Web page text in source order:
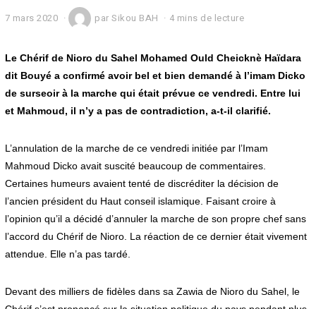
7 mars 2020
r
2
0
2
parSikou BAH 4 mins de lecture
Le Chérif de Nioro du Sahel Mohamed Ould Cheicknè Haïdara
dit Bouyé a confirmé avoir bel et bien demandé à l’imam Dicko
de surseoir à la marche qui était prévue ce vendredi. Entre lui
et Mahmoud, il n’y a pas de contradiction, a-t-il clarifié.
L’annulation de la marche de ce vendredi initiée par l’Imam
Mahmoud Dicko avait suscité beaucoup de commentaires.
Certaines humeurs avaient tenté de discréditer la décision de
l’ancien président du Haut conseil islamique. Faisant croire à
l’opinion qu’il a décidé d’annuler la marche de son propre chef sans
l’accord du Chérif de Nioro. La réaction de ce dernier était vivement
attendue. Elle n’a pas tardé.
Devant des milliers de fidèles dans sa Zawia de Nioro du Sahel, le